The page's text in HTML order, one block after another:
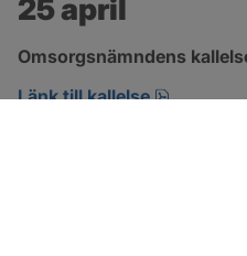
25 april
Omsorgsnämndens
Länk till kallelse
pdf,